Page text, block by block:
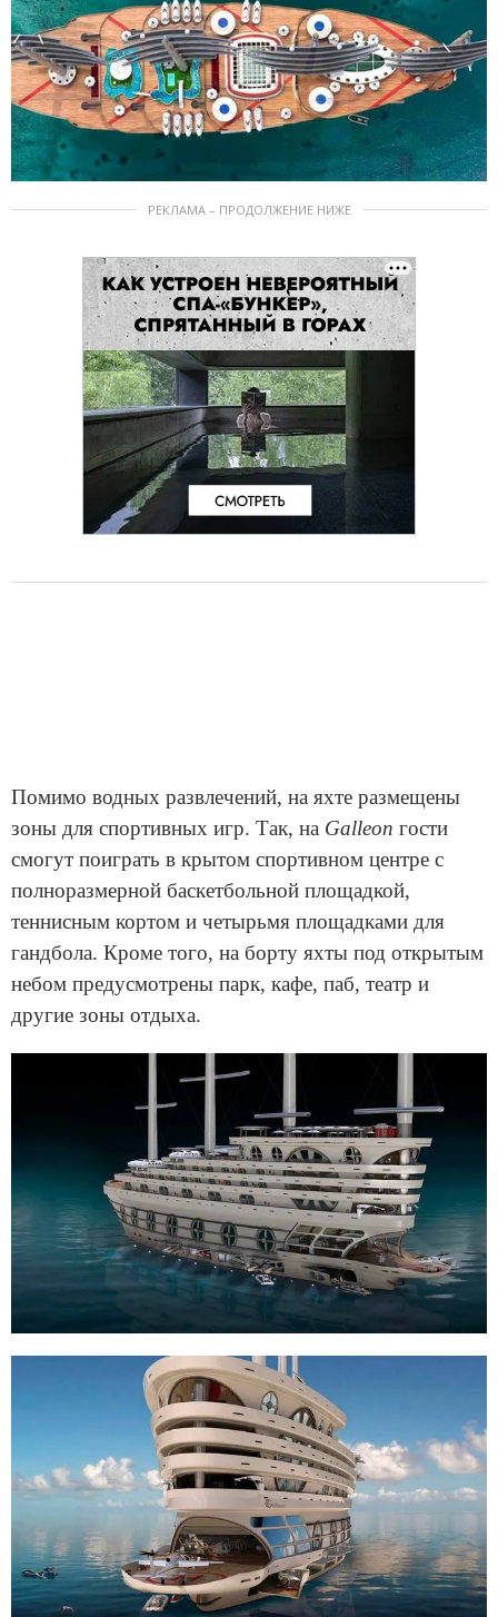
РЕКЛАМА – ПРОДОЛЖЕНИЕ НИЖЕ
Помимо водных развлечений, на яхте размещены
зоны для спортивных игр. Так, на Galleon гости
смогут поиграть в крытом спортивном центре с
полноразмерной баскетбольной площадкой,
теннисным кортом и четырьмя площадками для
гандбола. Кроме того, на борту яхты под открытым
небом предусмотрены парк, кафе, паб, театр и
другие зоны отдыха.